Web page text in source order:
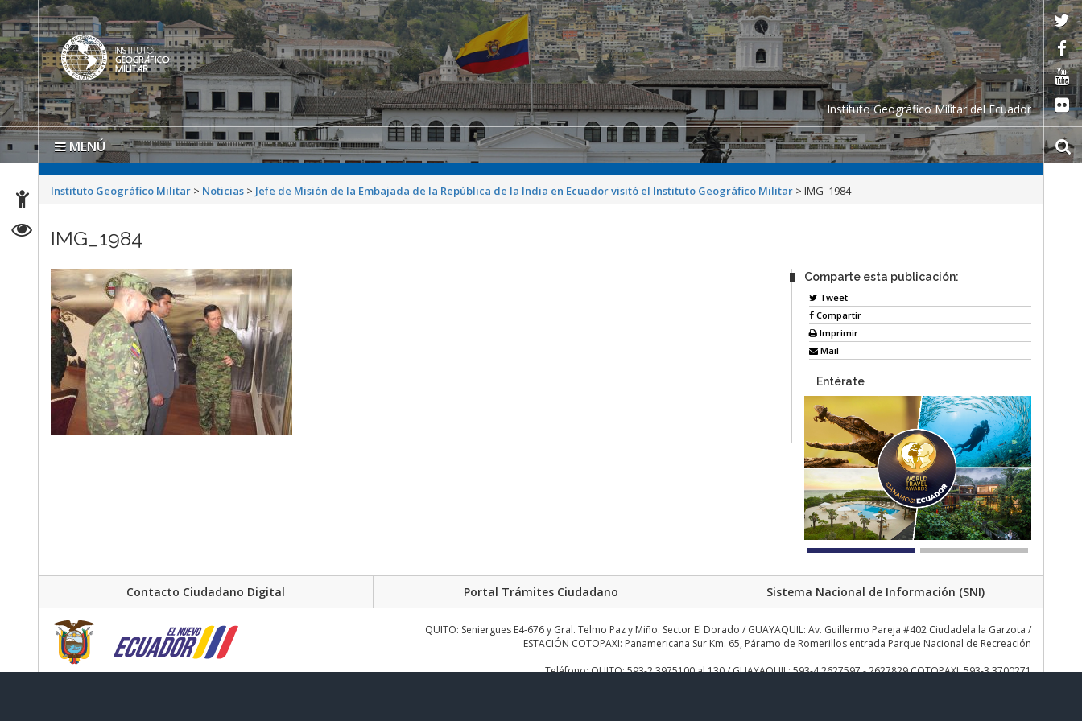
Instituto Geográfico Militar del Ecuador
MENÚ
Instituto Geográfico Militar > Noticias > Jefe de Misión de la Embajada de la República de la India en Ecuador visitó el Instituto Geográfico Militar >IMG_1984
IMG_1984
Comparte esta publicación:
Tweet
Compartir
Imprimir
Mail
Entérate
Contacto Ciudadano Digital Portal Trámites Ciudadano Sistema Nacional de Información (SNI)
QUITO: Seniergues E4-676 y Gral. Telmo Paz y Miño. Sector El Dorado / GUAYAQUIL: Av. Guillermo Pareja #402 Ciudadela la Garzota /
ESTACIÓN COTOPAXI: Panamericana Sur Km. 65, Páramo de Romerillos entrada Parque Nacional de Recreación
Teléfono: QUITO: 593-2 3975100 al 130 / GUAYAQUIL: 593-4 2627597 - 2627829 COTOPAXI: 593-3 3700271